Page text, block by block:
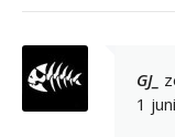
GJ_
1